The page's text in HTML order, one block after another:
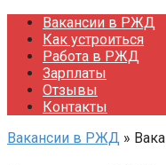
Перейти
контенту
Вакансии в РЖД
Как устроиться
Работа в РЖД
Зарплаты
Отзывы
Контакты
Вакансии в РЖД »